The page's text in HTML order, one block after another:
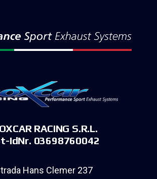
RACING S.R.L.
IdNr. 03698760042
Hans Clemer 237